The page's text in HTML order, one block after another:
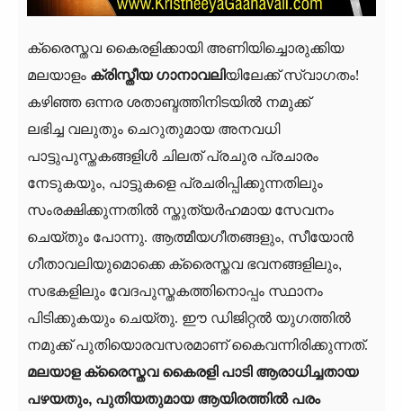
ക്രൈസ്തവ കൈരളിക്കായി അണിയിച്ചൊരുക്കിയ
മലയാളം ക്രിസ്തീയ ഗാനാവലിയിലേക്ക് സ്വാഗതം!
കഴിഞ്ഞ ഒന്നര ശതാബ്ദത്തിനിടയിൽ നമുക്ക്
ലഭിച്ച വലുതും ചെറുതുമായ അനവധി
പാട്ടുപുസ്തകങ്ങളിൾ ചിലത് പ്രചുര പ്രചാരം
നേടുകയും, പാട്ടുകളെ പ്രചരിപ്പിക്കുന്നതിലും
സംരക്ഷിക്കുന്നതിൽ സ്തുത്യർഹമായ സേവനം
ചെയ്തും പോന്നു. ആത്മീയഗീതങ്ങളും, സീയോൻ
ഗീതാവലിയുമൊക്കെ ക്രൈസ്തവ ഭവനങ്ങളിലും,
സഭകളിലും വേദപുസ്തകത്തിനൊപ്പം സ്ഥാനം
പിടിക്കുകയും ചെയ്തു. ഈ ഡിജിറ്റൽ യുഗത്തിൽ
നമുക്ക് പുതിയൊരവസരമാണ് കൈവന്നിരിക്കുന്നത്.
മലയാള ക്രൈസ്തവ കൈരളി പാടി ആരാധിച്ചതായ
പഴയതും, പുതിയതുമായ ആയിരത്തില്‍ പരം